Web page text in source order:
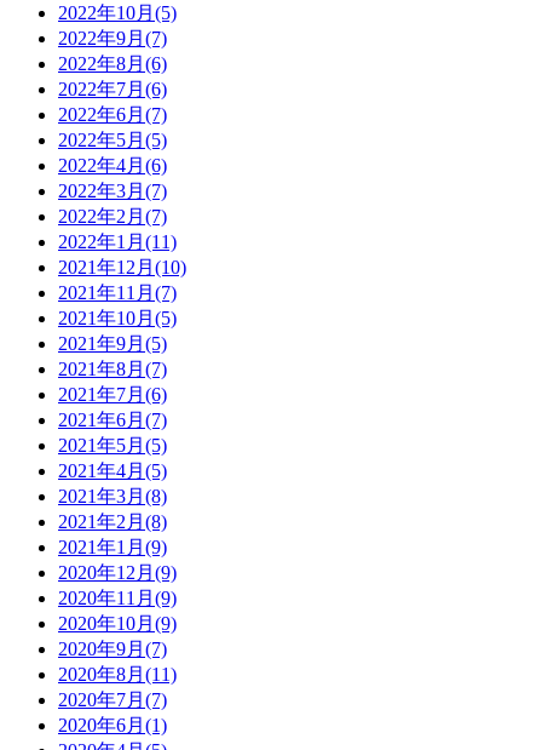
2022年10月(5)
2022年9月(7)
2022年8月(6)
2022年7月(6)
2022年6月(7)
2022年5月(5)
2022年4月(6)
2022年3月(7)
2022年2月(7)
2022年1月(11)
2021年12月(10)
2021年11月(7)
2021年10月(5)
2021年9月(5)
2021年8月(7)
2021年7月(6)
2021年6月(7)
2021年5月(5)
2021年4月(5)
2021年3月(8)
2021年2月(8)
2021年1月(9)
2020年12月(9)
2020年11月(9)
2020年10月(9)
2020年9月(7)
2020年8月(11)
2020年7月(7)
2020年6月(1)